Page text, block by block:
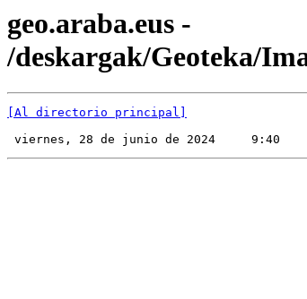
geo.araba.eus -
/deskargak/Geoteka/
[Al directorio principal]
viernes, 28 de junio de 2024     9:40